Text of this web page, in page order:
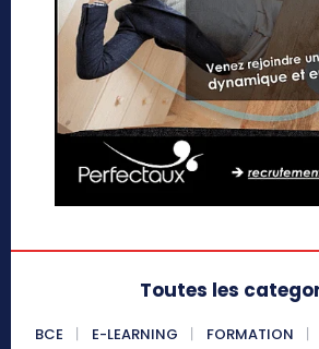
Toutes les
BCE E-LEARNING FORMATION